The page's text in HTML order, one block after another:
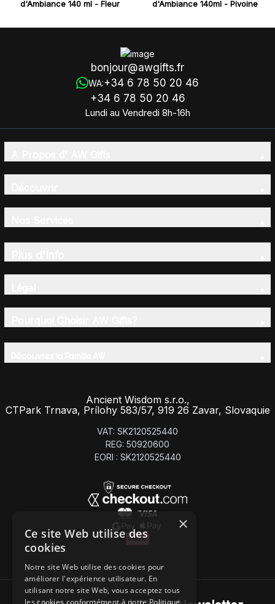
d'Ambiance 140 ml - Fleur
d'Ambiance 140ml - Pivoine
bonjour@awgifts.fr
WA:+34 6 78 50 20 46
+34 6 78 50 20 46
Lundi au Vendredi 8h-16h
Ancient Wisdom s.r.o.,
CTPark Trnava, Prílohy 583/57, 919 26 Zavar, Slovaquie
VAT: SK2120525440
REG: 50920600
EORI : SK2120525440
×
Ce site Web utilise des
cookies
Notre site Web utilise des cookies pour
améliorer l'expérience utilisateur. En
utilisant notre site Web, vous acceptez tous
les cookies conformément à notre Politique